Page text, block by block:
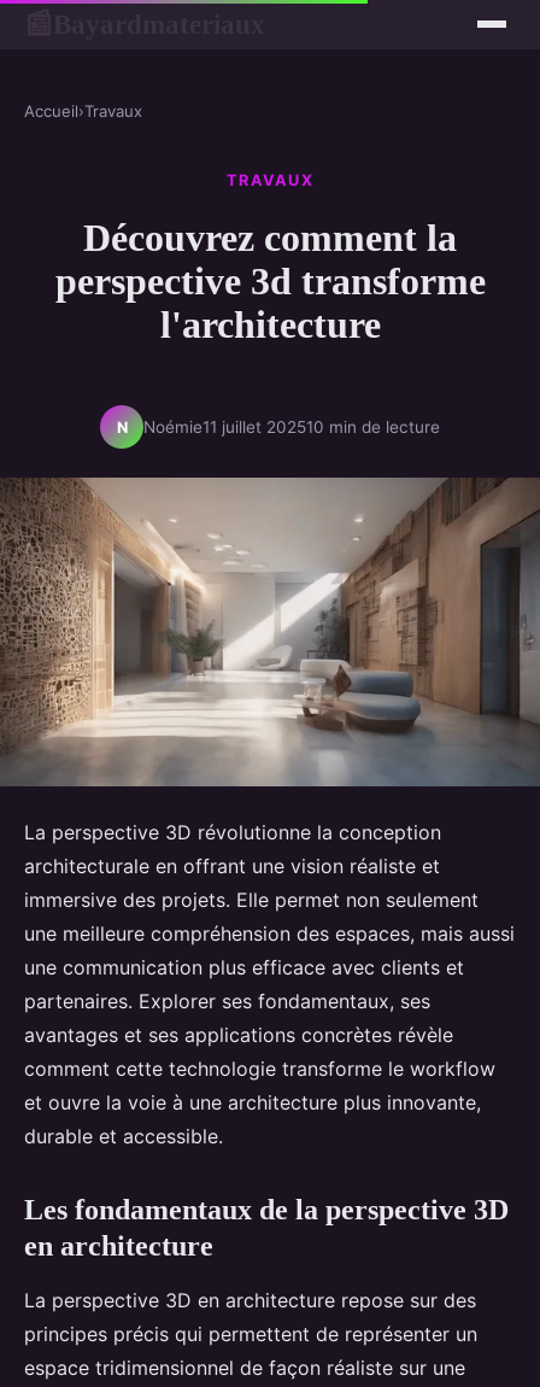
Accueil›Travaux
TRAVAUX
Découvrez comment la
perspective 3d transforme
l'architecture
N Noémie11 juillet 202510 min de lecture
La perspective 3D révolutionne la conception
architecturale en offrant une vision réaliste et
immersive des projets. Elle permet non seulement
une meilleure compréhension des espaces, mais aussi
une communication plus efficace avec clients et
partenaires. Explorer ses fondamentaux, ses
avantages et ses applications concrètes révèle
comment cette technologie transforme le workflow
et ouvre la voie à une architecture plus innovante,
durable et accessible.
Les fondamentaux de la perspective 3D
en architecture
La perspective 3D en architecture repose sur des
principes précis qui permettent de représenter un
espace tridimensionnel de façon réaliste sur une